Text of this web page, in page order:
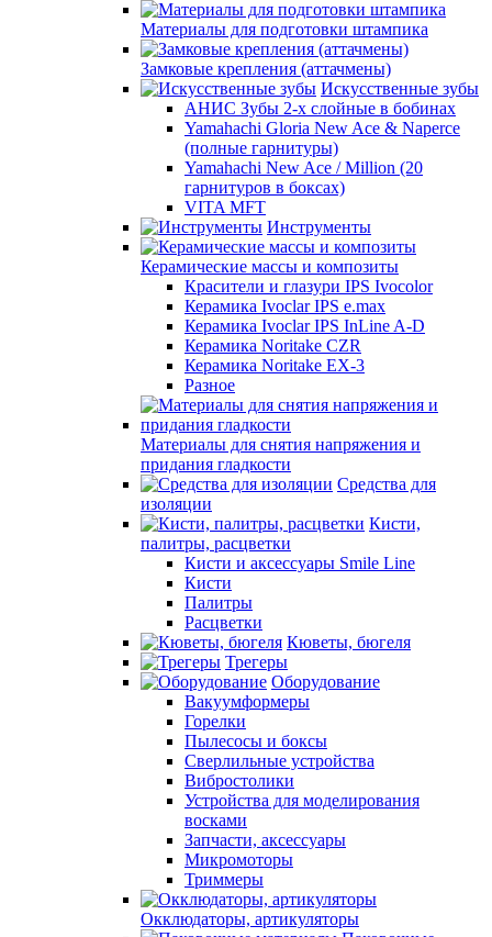
Материалы для подготовки штампика
Замковые крепления (аттачмены)
Искусственные зубы
АНИС Зубы 2-х слойные в бобинах
Yamahachi Gloria New Ace & Naperce
(полные гарнитуры)
Yamahachi New Ace / Million (20
гарнитуров в боксах)
VITA MFT
Инструменты
Керамические массы и композиты
Красители и глазури IPS Ivocolor
Керамика Ivoclar IPS e.max
Керамика Ivoclar IPS InLine A-D
Керамика Noritake CZR
Керамика Noritake EX-3
Разное
Материалы для снятия напряжения и
придания гладкости
Средства для
изоляции
Кисти,
палитры, расцветки
Кисти и аксессуары Smile Line
Кисти
Палитры
Расцветки
Кюветы, бюгеля
Трегеры
Оборудование
Вакуумформеры
Горелки
Пылесосы и боксы
Сверлильные устройства
Вибростолики
Устройства для моделирования
восками
Запчасти, аксессуары
Микромоторы
Триммеры
Окклюдаторы, артикуляторы